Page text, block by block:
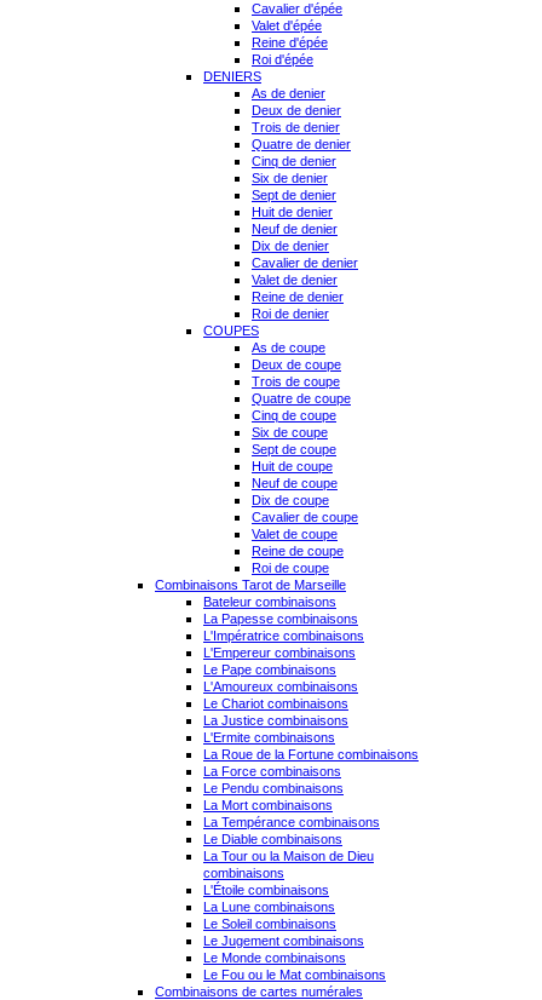
Cavalier d'épée
Valet d'épée
Reine d'épée
Roi d'épée
DENIERS
As de denier
Deux de denier
Trois de denier
Quatre de denier
Cinq de denier
Six de denier
Sept de denier
Huit de denier
Neuf de denier
Dix de denier
Cavalier de denier
Valet de denier
Reine de denier
Roi de denier
COUPES
As de coupe
Deux de coupe
Trois de coupe
Quatre de coupe
Cinq de coupe
Six de coupe
Sept de coupe
Huit de coupe
Neuf de coupe
Dix de coupe
Cavalier de coupe
Valet de coupe
Reine de coupe
Roi de coupe
Combinaisons Tarot de Marseille
Bateleur combinaisons
La Papesse combinaisons
L'Impératrice combinaisons
L'Empereur combinaisons
Le Pape combinaisons
L'Amoureux combinaisons
Le Chariot combinaisons
La Justice combinaisons
L'Ermite combinaisons
La Roue de la Fortune combinaisons
La Force combinaisons
Le Pendu combinaisons
La Mort combinaisons
La Tempérance combinaisons
Le Diable combinaisons
La Tour ou la Maison de Dieu
combinaisons
L'Étoile combinaisons
La Lune combinaisons
Le Soleil combinaisons
Le Jugement combinaisons
Le Monde combinaisons
Le Fou ou le Mat combinaisons
Combinaisons de cartes numérales